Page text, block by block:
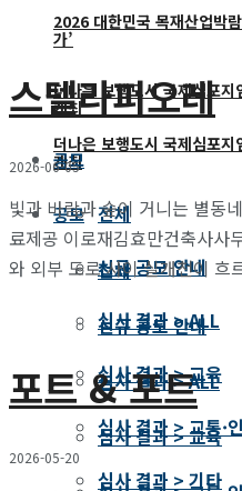
2026 대한민국 목재산업박
가’
더나은 보행도시 국제심포
개최
공모
전체
신규 공모 안내
심사 결과 > ALL
심사 결과 > 교육
더나은 보행도시 국제심포지
개최
공모
전체
신규 공모 안내
심사 결과 > ALL
심사 결과 > 교육
심사 결과 > 교통·
심사 결과 > 기타
스텔라피오레
2026-06-05
빛과 바람과 숲이 거니는 별동
료제공 이로재김효만건축사사
와 외부 도로 사이 실개천이 흐
포트 & 포트
2026-05-20